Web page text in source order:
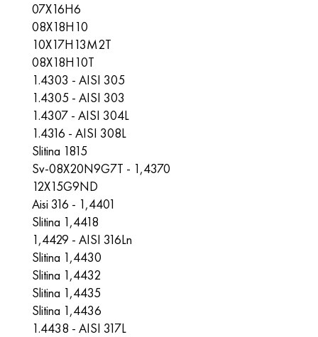
07X16H6
08X18H10
10Х17Н13М2Т
08X18H10T
1.4303 - AISI 305
1.4305 - AISI 303
1.4307 - AISI 304L
1.4316 - AISI 308L
Slitina 1815
Sv-08X20N9G7T - 1,4370
12X15G9ND
Aisi 316 - 1,4401
Slitina 1,4418
1,4429 - AISI 316Ln
Slitina 1,4430
Slitina 1,4432
Slitina 1,4435
Slitina 1,4436
1.4438 - AISI 317L